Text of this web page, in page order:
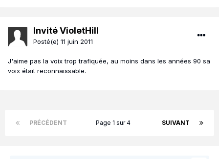
Invité VioletHill
Posté(e) 11 juin 2011
J'aime pas la voix trop trafiquée, au moins dans les années 90 sa
voix était reconnaissable.
PRÉCÉDENT SUIVANT
Page 1 sur 4